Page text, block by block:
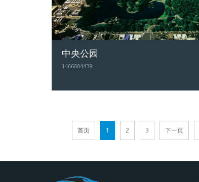
中央公园
1466084439
首页 1 2 3 下一页